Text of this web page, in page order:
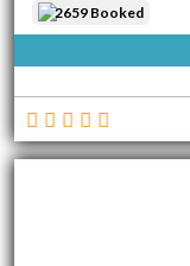
2659 Booked